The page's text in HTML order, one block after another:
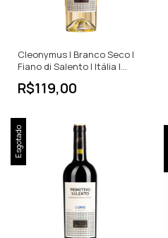
Cleonymus | Branco Seco |
Fiano di Salento | Itália |
750ml
R$119,00
Esgotado